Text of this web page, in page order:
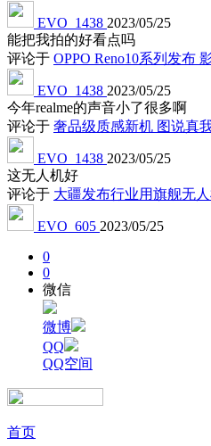
EVO_1438 2023/05/25
能把我拍的好看点吗
评论于 OPPO Reno10系列发布
EVO_1438 2023/05/25
今年realme的声音小了很多啊
评论于 奢品级质感新机 图说真我
EVO_1438 2023/05/25
这无人机好
评论于 大疆发布行业用旗舰无
EVO_605 2023/05/25
0
0
微信
微博
QQ
QQ空间
首页